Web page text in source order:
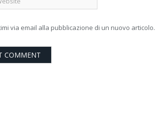
via email alla pubblicazione di un nuovo articolo.